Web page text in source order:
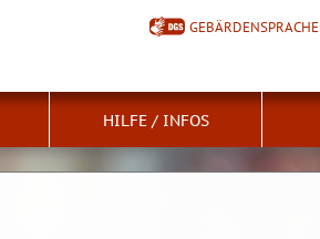
GEBÄRDENSPRACHE
HILFE / INFOS